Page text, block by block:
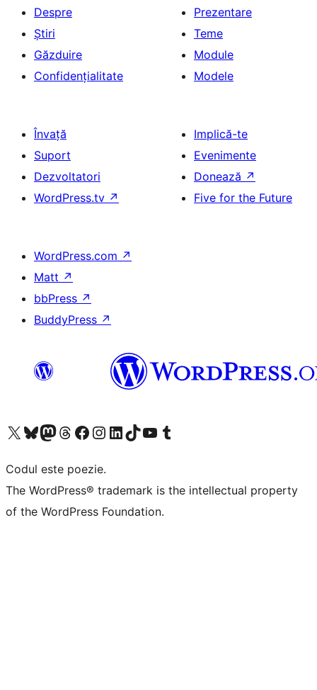
imagine
Despre
Știri
Găzduire
Confidențialitate
Prezentare
Teme
Module
Modele
Învață
Suport
Dezvoltatori
WordPress.tv ↗
Implică-te
Evenimente
Donează ↗
Five for the Future
WordPress.com ↗
Matt ↗
bbPress ↗
BuddyPress ↗
Mergi la contul nostru X (fost Twitter)
Vizitează contul nostru Bluesky
Vizitează contul nostru Mastodon
Vizitează contul nostru Threads
Vizitează pagina noastră Facebook
Vizitează-ne pe Instagram
Vizitează-ne pe LinkedIn
Vizitează contul nostru TikTok
Vizitează canalul nostru YouTube
Vizitează contul nostru Tumblr
Codul este poezie.
The WordPress® trademark is the intellectual property
of the WordPress Foundation.